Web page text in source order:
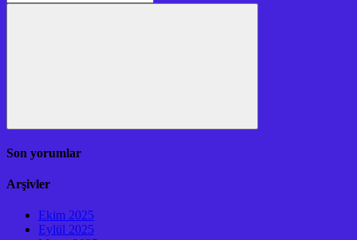
Ara
Son yorumlar
Arşivler
Ekim 2025
Eylül 2025